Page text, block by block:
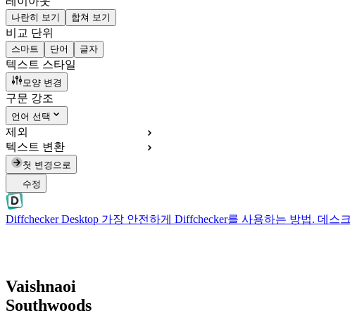
나란히 보기 합쳐 보기
비교 단위
스마트 단어 글자
텍스트 스타일
모양 변경
구문 강조
언어 선택
제외
텍스트 변환
첫 변경으로
수정
Diffchecker Desktop 가장 안전하게 Diffchecker를 사용하는 방법. 데
Vaishnaoi
Southwoods